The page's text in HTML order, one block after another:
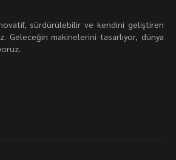
sürdürülebilir ve kendini geliştiren
Geleceğin makinelerini tasarlıyor, dünya